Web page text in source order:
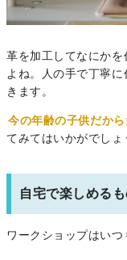
革を加工してなにか
よね。人の手で丁寧
きます。
今の年齢の子供だか
てみてはいかがでしょ
自宅で楽しめる
ワークショップはいつ